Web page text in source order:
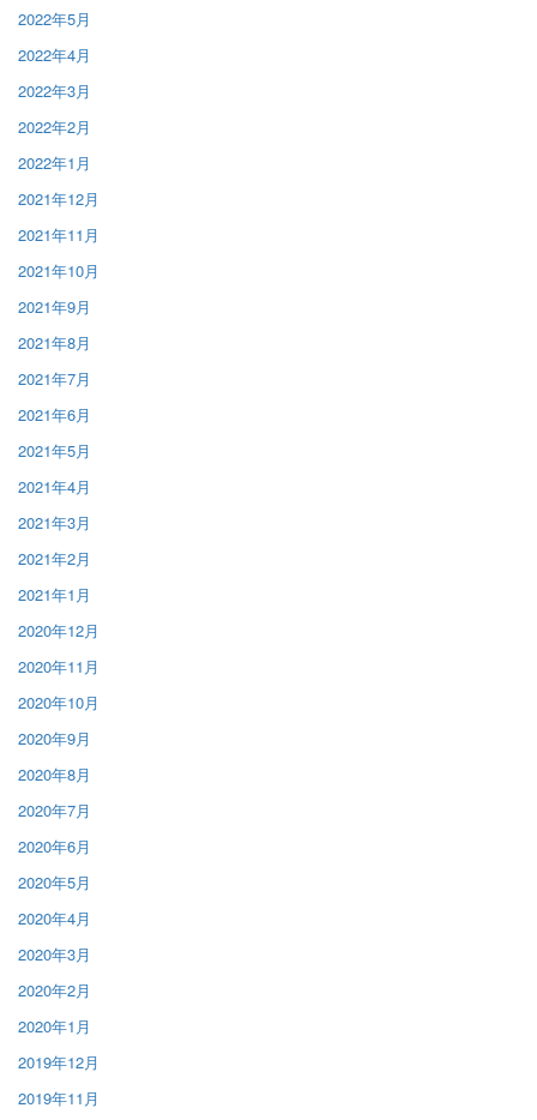
2022年5月
2022年4月
2022年3月
2022年2月
2022年1月
2021年12月
2021年11月
2021年10月
2021年9月
2021年8月
2021年7月
2021年6月
2021年5月
2021年4月
2021年3月
2021年2月
2021年1月
2020年12月
2020年11月
2020年10月
2020年9月
2020年8月
2020年7月
2020年6月
2020年5月
2020年4月
2020年3月
2020年2月
2020年1月
2019年12月
2019年11月